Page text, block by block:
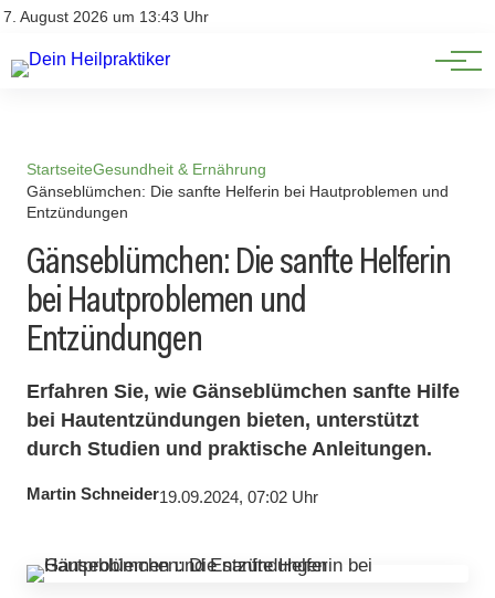
7. August 2026 um 13:43 Uhr
Impressum
Natürliche Medizin
Heilpflanzen & Kräuterkunde
StartseiteGesundheit & Ernährung
Gänseblümchen: Die sanfte Helferin bei Hautproblemen und
Entzündungen
Gänseblümchen: Die sanfte Helferin
bei Hautproblemen und
Entzündungen
Erfahren Sie, wie Gänseblümchen sanfte Hilfe
bei Hautentzündungen bieten, unterstützt
durch Studien und praktische Anleitungen.
Martin Schneider19.09.2024, 07:02 Uhr